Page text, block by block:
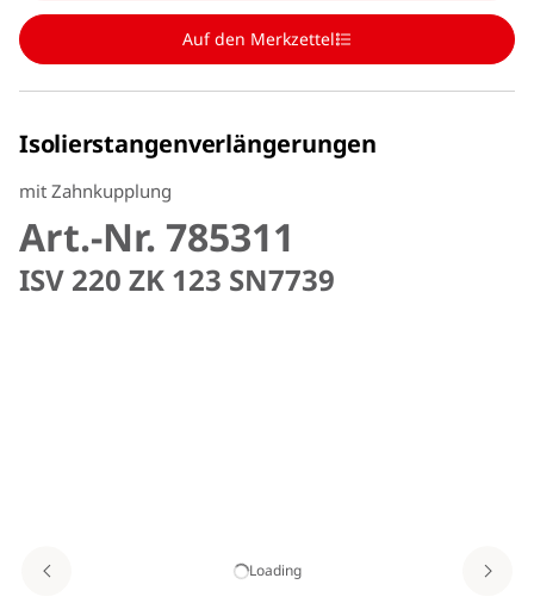
Auf den Merkzettel
Isolierstangenverlängerungen
mit Zahnkupplung
Art.-Nr. 785311
ISV 220 ZK 123 SN7739
Loading